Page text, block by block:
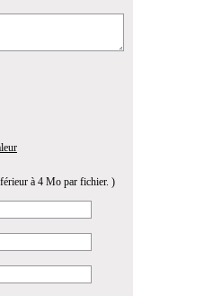
à 4 Mo par fichier. )